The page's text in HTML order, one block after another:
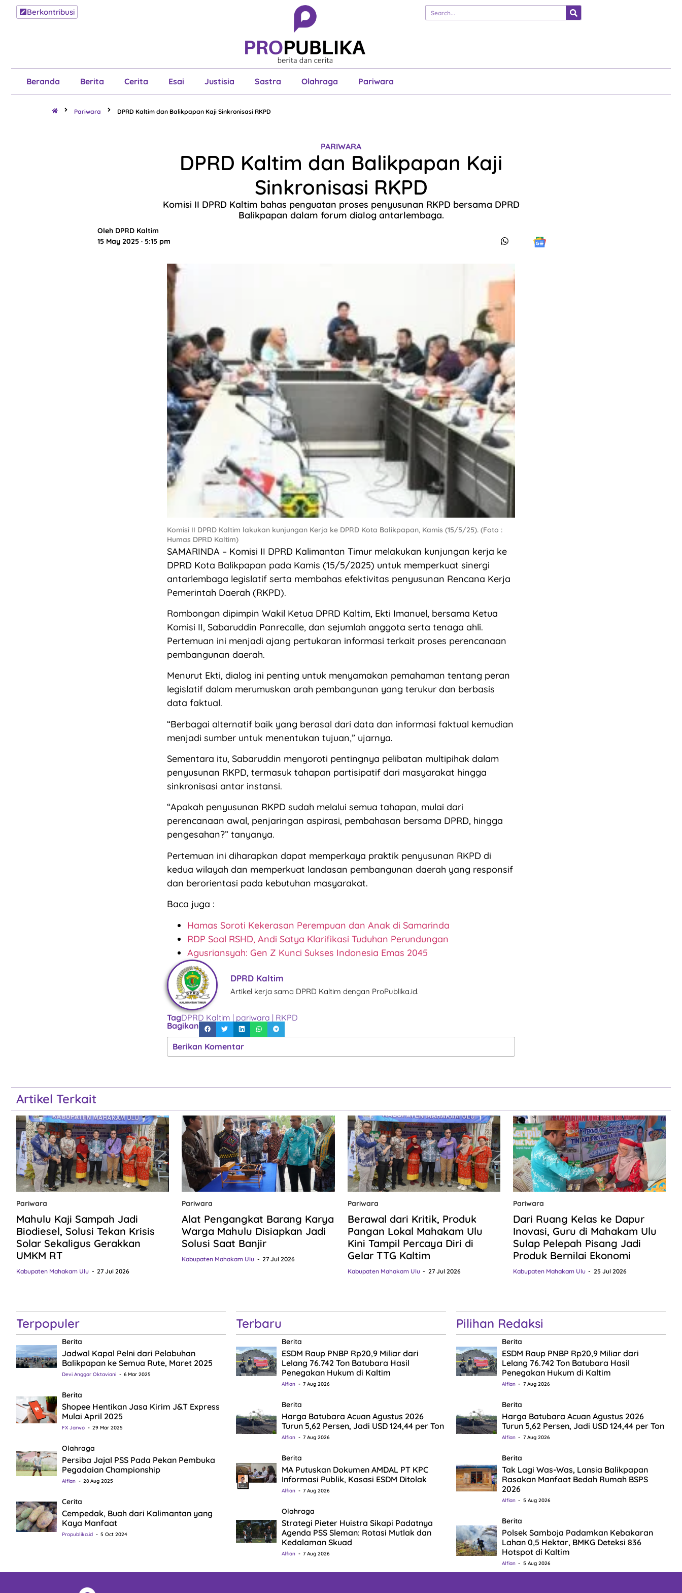
Berkontribusi
Beranda Berita Cerita Esai Justisia Sastra Olahraga Pariwara
Berita Cerita Esai Justisia
Pariwara
Pariwara DPRD Kaltim dan Balikpapan Kaji Sinkronisasi RKPD
PARIWARA
DPRD Kaltim dan Balikpapan Kaji
Sinkronisasi RKPD
Komisi II DPRD Kaltim bahas penguatan proses penyusunan RKPD bersama DPRD
Balikpapan dalam forum dialog antarlembaga.
Oleh DPRD Kaltim
15 May 2025 · 5:15 pm
Komisi II DPRD Kaltim lakukan kunjungan Kerja ke DPRD Kota Balikpapan, Kamis (15/5/25). (Foto :
Humas DPRD Kaltim)
SAMARINDA – Komisi II DPRD Kalimantan Timur melakukan kunjungan kerja ke
DPRD Kota Balikpapan pada Kamis (15/5/2025) untuk memperkuat sinergi
antarlembaga legislatif serta membahas efektivitas penyusunan Rencana Kerja
Pemerintah Daerah (RKPD).
Rombongan dipimpin Wakil Ketua DPRD Kaltim, Ekti Imanuel, bersama Ketua
Komisi II, Sabaruddin Panrecalle, dan sejumlah anggota serta tenaga ahli.
Pertemuan ini menjadi ajang pertukaran informasi terkait proses perencanaan
pembangunan daerah.
Menurut Ekti, dialog ini penting untuk menyamakan pemahaman tentang peran
legislatif dalam merumuskan arah pembangunan yang terukur dan berbasis
data faktual.
“Berbagai alternatif baik yang berasal dari data dan informasi faktual kemudian
menjadi sumber untuk menentukan tujuan,” ujarnya.
Sementara itu, Sabaruddin menyoroti pentingnya pelibatan multipihak dalam
penyusunan RKPD, termasuk tahapan partisipatif dari masyarakat hingga
sinkronisasi antar instansi.
“Apakah penyusunan RKPD sudah melalui semua tahapan, mulai dari
perencanaan awal, penjaringan aspirasi, pembahasan bersama DPRD, hingga
pengesahan?” tanyanya.
Pertemuan ini diharapkan dapat memperkaya praktik penyusunan RKPD di
kedua wilayah dan memperkuat landasan pembangunan daerah yang responsif
dan berorientasi pada kebutuhan masyarakat.
Baca juga :
Hamas Soroti Kekerasan Perempuan dan Anak di Samarinda
RDP Soal RSHD, Andi Satya Klarifikasi Tuduhan Perundungan
Agusriansyah: Gen Z Kunci Sukses Indonesia Emas 2045
DPRD Kaltim
Artikel kerja sama DPRD Kaltim dengan ProPublika.id.
TagDPRD Kaltim | pariwara | RKPD
Bagikan
Berikan Komentar
Artikel Terkait
Pariwara
Mahulu Kaji Sampah Jadi
Biodiesel, Solusi Tekan Krisis
Solar Sekaligus Gerakkan
UMKM RT
Kabupaten Mahakam Ulu 27 Jul 2026
Pariwara
Alat Pengangkat Barang Karya
Warga Mahulu Disiapkan Jadi
Solusi Saat Banjir
Kabupaten Mahakam Ulu 27 Jul 2026
Pariwara
Berawal dari Kritik, Produk
Pangan Lokal Mahakam Ulu
Kini Tampil Percaya Diri di
Gelar TTG Kaltim
Kabupaten Mahakam Ulu 27 Jul 2026
Pariwara
Dari Ruang Kelas ke Dapur
Inovasi, Guru di Mahakam Ulu
Sulap Pelepah Pisang Jadi
Produk Bernilai Ekonomi
Kabupaten Mahakam Ulu 25 Jul 2026
Terpopuler
Berita
Jadwal Kapal Pelni dari Pelabuhan
Balikpapan ke Semua Rute, Maret 2025
Devi Anggar Oktaviani 6 Mar 2025
Berita
Shopee Hentikan Jasa Kirim J&T Express
Mulai April 2025
FX Jarwo 29 Mar 2025
Olahraga
Persiba Jajal PSS Pada Pekan Pembuka
Pegadaian Championship
Alfian 28 Aug 2025
Cerita
Cempedak, Buah dari Kalimantan yang
Kaya Manfaat
Propublika.id 5 Oct 2024
Terbaru
Berita
ESDM Raup PNBP Rp20,9 Miliar dari
Lelang 76.742 Ton Batubara Hasil
Penegakan Hukum di Kaltim
Alfian 7 Aug 2026
Berita
Harga Batubara Acuan Agustus 2026
Turun 5,62 Persen, Jadi USD 124,44 per Ton
Alfian 7 Aug 2026
Berita
MA Putuskan Dokumen AMDAL PT KPC
Informasi Publik, Kasasi ESDM Ditolak
Alfian 7 Aug 2026
Olahraga
Strategi Pieter Huistra Sikapi Padatnya
Agenda PSS Sleman: Rotasi Mutlak dan
Kedalaman Skuad
Alfian 7 Aug 2026
Pilihan Redaksi
Berita
ESDM Raup PNBP Rp20,9 Miliar dari
Lelang 76.742 Ton Batubara Hasil
Penegakan Hukum di Kaltim
Alfian 7 Aug 2026
Berita
Harga Batubara Acuan Agustus 2026
Turun 5,62 Persen, Jadi USD 124,44 per Ton
Alfian 7 Aug 2026
Berita
Tak Lagi Was-Was, Lansia Balikpapan
Rasakan Manfaat Bedah Rumah BSPS
2026
Alfian 5 Aug 2026
Berita
Polsek Samboja Padamkan Kebakaran
Lahan 0,5 Hektar, BMKG Deteksi 836
Hotspot di Kaltim
Alfian 5 Aug 2026